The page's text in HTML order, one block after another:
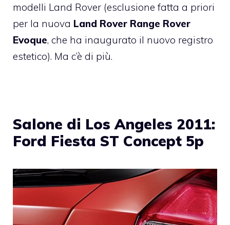
modelli Land Rover (esclusione fatta a priori
per la nuova Land Rover Range Rover
Evoque, che ha inaugurato il nuovo registro
estetico). Ma c’è di più.
Salone di Los Angeles 2011:
Ford Fiesta ST Concept 5p